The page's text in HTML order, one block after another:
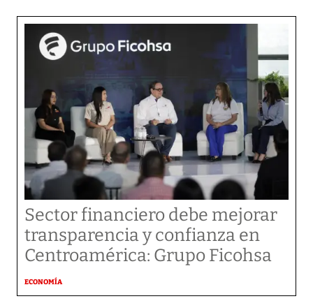
Sector financiero debe mejorar
transparencia y confianza en
Centroamérica: Grupo Ficohsa
ECONOMÍA